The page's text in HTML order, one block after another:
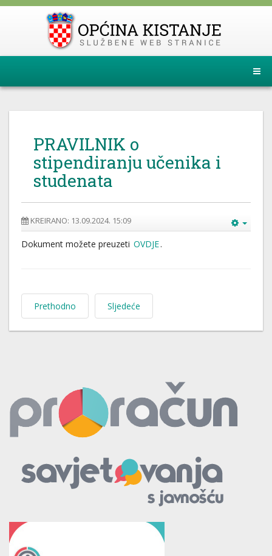
PRAVILNIK o
stipendiranju učenika i
studenata
KREIRANO: 13.09.2024. 15:09
Dokument možete preuzeti OVDJE.
Prethodno Sljedeće